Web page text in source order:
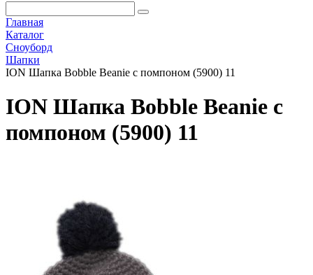
Главная
Каталог
Сноуборд
Шапки
ION Шапка Bobble Beanie с помпоном (5900) 11
ION Шапка Bobble Beanie с
помпоном (5900) 11